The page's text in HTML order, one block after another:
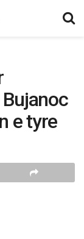
e tyre